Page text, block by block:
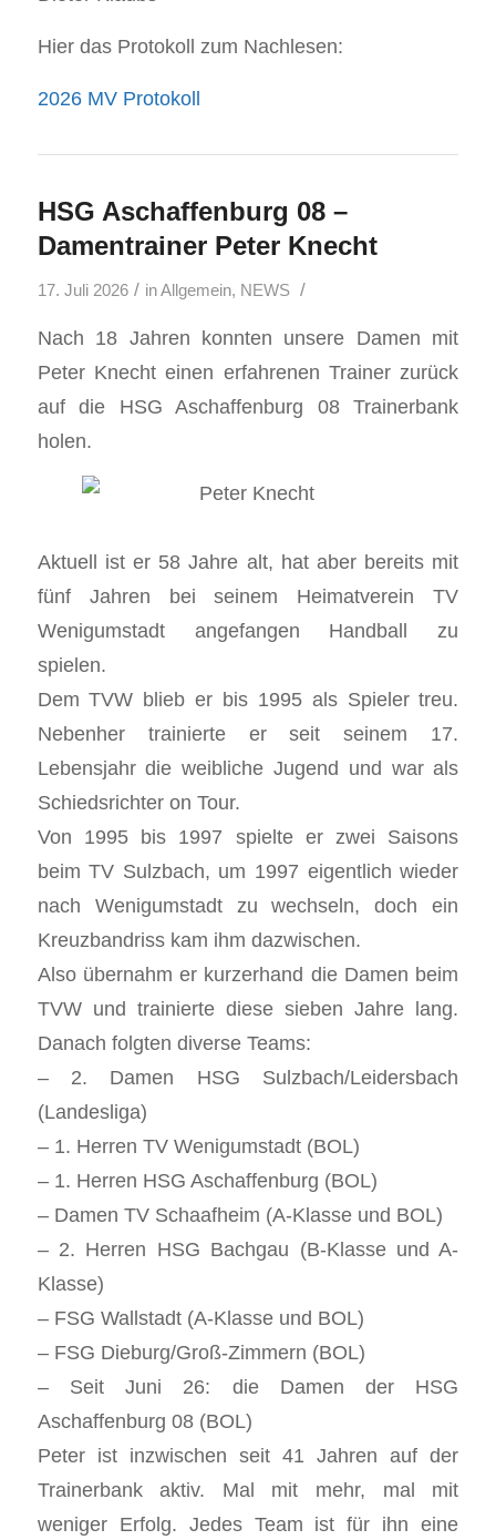
Hier das Protokoll zum Nachlesen:
2026 MV Protokoll
HSG Aschaffenburg 08 –
Damentrainer Peter Knecht
17. Juli 2026 / inAllgemein, NEWS /
Nach 18 Jahren konnten unsere Damen mit
Peter Knecht einen erfahrenen Trainer zurück
auf die HSG Aschaffenburg 08 Trainerbank
holen.
Aktuell ist er 58 Jahre alt, hat aber bereits mit
fünf Jahren bei seinem Heimatverein TV
Wenigumstadt angefangen Handball zu
spielen.
Dem TVW blieb er bis 1995 als Spieler treu.
Nebenher trainierte er seit seinem 17.
Lebensjahr die weibliche Jugend und war als
Schiedsrichter on Tour.
Von 1995 bis 1997 spielte er zwei Saisons
beim TV Sulzbach, um 1997 eigentlich wieder
nach Wenigumstadt zu wechseln, doch ein
Kreuzbandriss kam ihm dazwischen.
Also übernahm er kurzerhand die Damen beim
TVW und trainierte diese sieben Jahre lang.
Danach folgten diverse Teams:
– 2. Damen HSG Sulzbach/Leidersbach
(Landesliga)
– 1. Herren TV Wenigumstadt (BOL)
– 1. Herren HSG Aschaffenburg (BOL)
– Damen TV Schaafheim (A-Klasse und BOL)
– 2. Herren HSG Bachgau (B-Klasse und A-
Klasse)
– FSG Wallstadt (A-Klasse und BOL)
– FSG Dieburg/Groß-Zimmern (BOL)
– Seit Juni 26: die Damen der HSG
Aschaffenburg 08 (BOL)
Peter ist inzwischen seit 41 Jahren auf der
Trainerbank aktiv. Mal mit mehr, mal mit
weniger Erfolg. Jedes Team ist für ihn eine